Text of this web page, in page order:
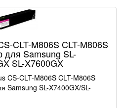
CLT-M806S CLT-M806S
для Samsung SL-
SL-X7600GX
CS-CLT-M806S CLT-M806S
Samsung SL-X7400GX/SL-